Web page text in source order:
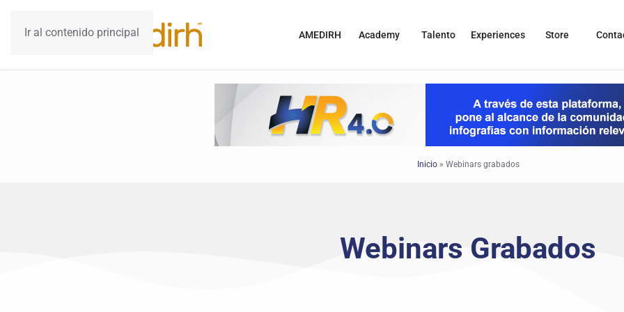
Ir al contenido principal AMEDIRH Academy Talento Experiences Store
Inicio» Webinars grabados
Webinars Grabados